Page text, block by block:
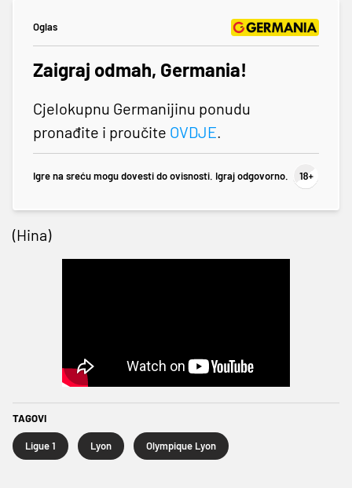
Oglas
Zaigraj odmah, Germania!
Cjelokupnu Germanijinu ponudu
pronađite i proučite OVDJE.
Igre na sreću mogu dovesti do ovisnosti. Igraj odgovorno.
(Hina)
TAGOVI
Ligue 1 Lyon Olympique Lyon